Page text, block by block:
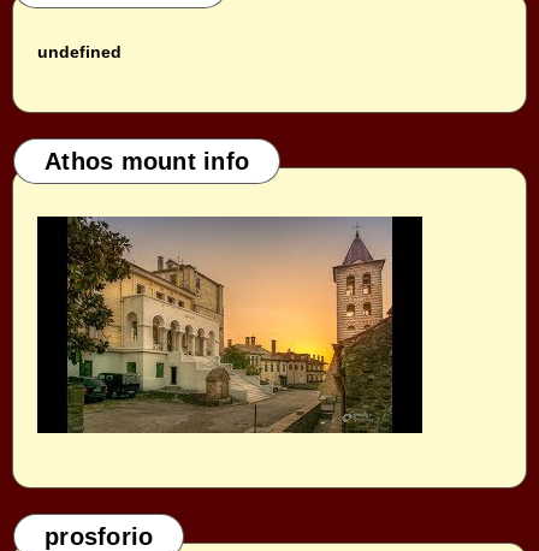
undefined
Athos mount info
prosforio